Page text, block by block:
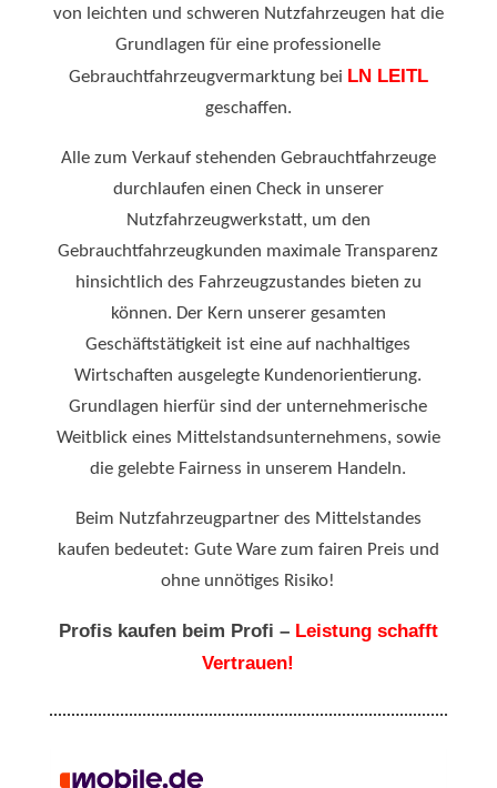
von leichten und schweren Nutzfahrzeugen hat die
Grundlagen für eine professionelle
Gebrauchtfahrzeugvermarktung bei LN LEITL
geschaffen.
Alle zum Verkauf stehenden Gebrauchtfahrzeuge
durchlaufen einen Check in unserer
Nutzfahrzeugwerkstatt, um den
Gebrauchtfahrzeugkunden maximale Transparenz
hinsichtlich des Fahrzeugzustandes bieten zu
können. Der Kern unserer gesamten
Geschäftstätigkeit ist eine auf nachhaltiges
Wirtschaften ausgelegte Kundenorientierung.
Grundlagen hierfür sind der unternehmerische
Weitblick eines Mittelstandsunternehmens, sowie
die gelebte Fairness in unserem Handeln.
Beim Nutzfahrzeugpartner des Mittelstandes
kaufen bedeutet: Gute Ware zum fairen Preis und
ohne unnötiges Risiko!
Profis kaufen beim Profi – Leistung schafft
Vertrauen!